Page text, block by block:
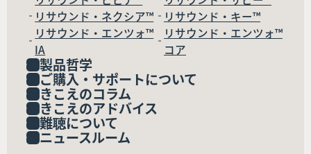
リサウンド・ネクシア™
リサウンド・キー™
リサウンド・エンツォ™
IA
リサウンド・エンツォ™
コア
製品哲学
ご購入・サポートについて
きこえのコラム
きこえのアドバイス
難聴について
ニュースルーム